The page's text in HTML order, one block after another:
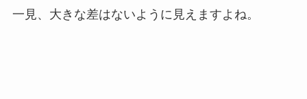
一見、大きな差はないように見えますよね。